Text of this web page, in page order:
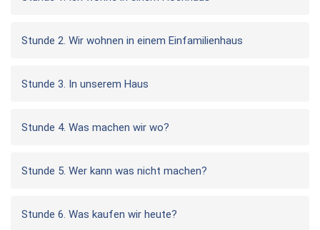
Stunde 2. Wir wohnen in einem Einfamilienhaus
Stunde 3. In unserem Haus
Stunde 4. Was machen wir wo?
Stunde 5. Wer kann was nicht machen?
Stunde 6. Was kaufen wir heute?